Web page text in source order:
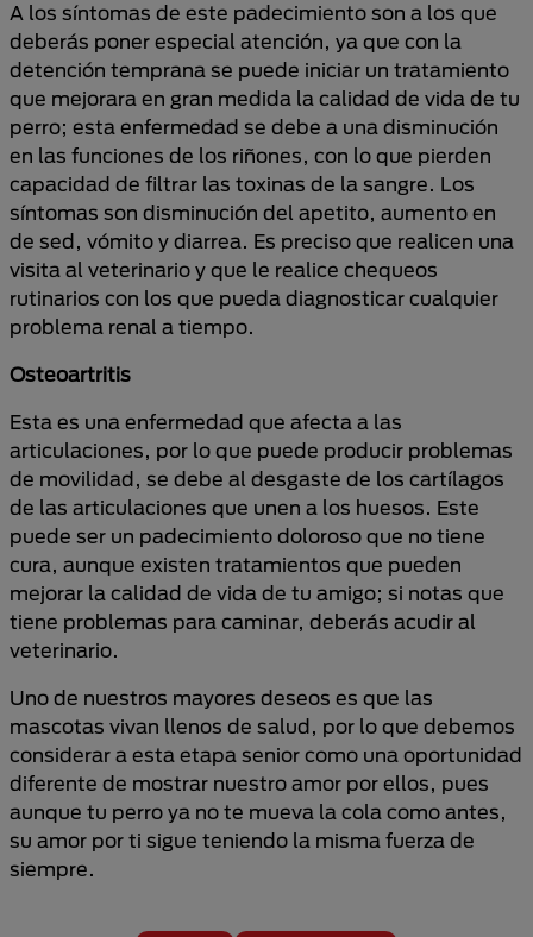
A los síntomas de este padecimiento son a los que
deberás poner especial atención, ya que con la
detención temprana se puede iniciar un tratamiento
que mejorara en gran medida la calidad de vida de tu
perro; esta enfermedad se debe a una disminución
en las funciones de los riñones, con lo que pierden
capacidad de filtrar las toxinas de la sangre. Los
síntomas son disminución del apetito, aumento en
de sed, vómito y diarrea. Es preciso que realicen una
visita al veterinario y que le realice chequeos
rutinarios con los que pueda diagnosticar cualquier
problema renal a tiempo.
Osteoartritis
Esta es una enfermedad que afecta a las
articulaciones, por lo que puede producir problemas
de movilidad, se debe al desgaste de los cartílagos
de las articulaciones que unen a los huesos. Este
puede ser un padecimiento doloroso que no tiene
cura, aunque existen tratamientos que pueden
mejorar la calidad de vida de tu amigo; si notas que
tiene problemas para caminar, deberás acudir al
veterinario.
Uno de nuestros mayores deseos es que las
mascotas vivan llenos de salud, por lo que debemos
considerar a esta etapa senior como una oportunidad
diferente de mostrar nuestro amor por ellos, pues
aunque tu perro ya no te mueva la cola como antes,
su amor por ti sigue teniendo la misma fuerza de
siempre.